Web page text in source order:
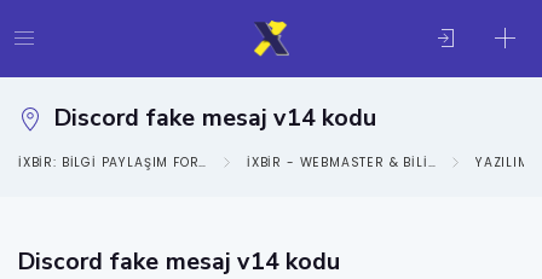
Discord fake mesaj v14 kodu
IXBIR: BILGI PAYLAŞIM FORUMU IXBIR - WEBMASTER & BILIŞIM KATEGORISI YAZILIM
Discord fake mesaj v14 kodu